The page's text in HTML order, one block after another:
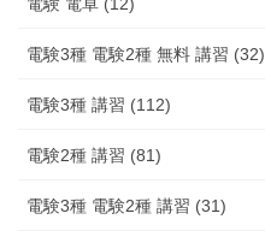
電験3種 電験2種 無料 講習 (32)
電験3種 講習 (112)
電験2種 講習 (81)
電験3種 電験2種 講習 (31)